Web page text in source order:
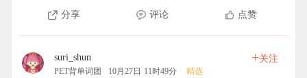
分享 评论 点赞
suri_shun
PET背单词团 10月27日 11时49分 精选
+关注